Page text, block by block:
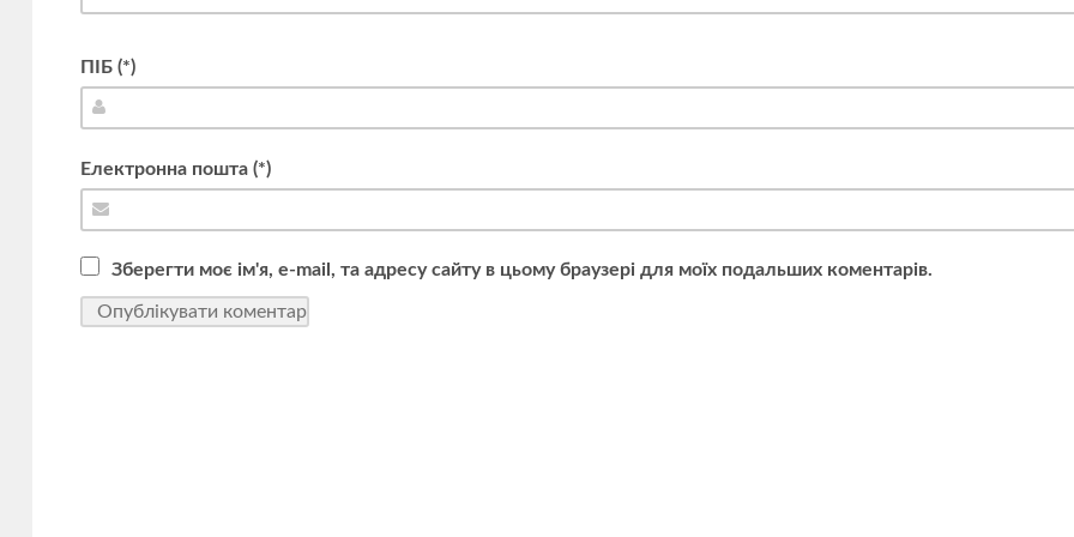
ПІБ (*)
Електронна пошта (*)
Зберегти моє ім'я, e-mail, та адресу сайту в цьому браузері для моїх подальших коментарів.